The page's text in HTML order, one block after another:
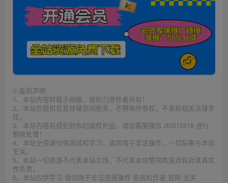
© 版权声明
1、本站内容转载于网络，版权归原作者所有！
2、本站仅提供信息存储空间服务，不拥有所有权，不承担相关法律责
任。
3、本站内容若侵犯到你的版权利益，请加客服微信 zt0512518 进行
删除处理！
4、本站全资源仅供测试和学习，请勿用于非法操作，一切后果与本站
无关。
5、本站一切资源不代表本站立场，不代表本站赞同其观点和对其真实
性负责。
6、本站仅供学习 请勿用于非法违规操作 否则和作者 官网 无关